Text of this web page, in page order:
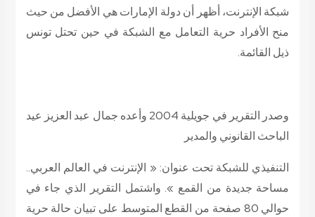
شبكة الإنترنت، أظهر أن دولة الإمارات هي الأفضل من حيث
منح الأفراد حرية التعامل مع الشبكة في حين تحتل تونس
ذيل القائمة.
وصدر التقرير في جويلية 2004 وأعده جمال عبد العزيز عيد
الباحث القانوني والمدير
التنفيذي للشبكة تحت عنوان: « الإنترنت في العالم العربي..
مساحة جديدة من القمع ». واشتمل التقرير الذي جاء في
حوالي 80 صفحة من القطع المتوسط على تبيان حالة حرية